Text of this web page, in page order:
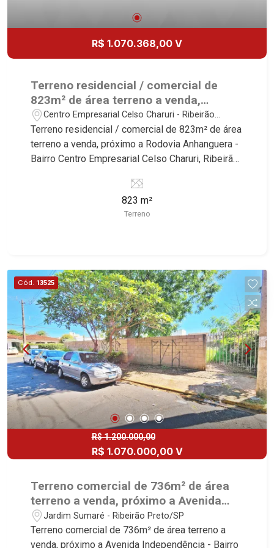
R$ 1.070.368,00 V
Terreno residencial / comercial de
823m² de área terreno a venda,
próximo a Rodovia Anhanguera - Bairro
Centro Empresarial Celso Charuri,
Ribeirão Preto/SP.
Centro Empresarial Celso Charuri - Ribeirão
Preto/SP
Terreno residencial / comercial de 823m² de área
terreno a venda, próximo a Rodovia Anhanguera -
Bairro Centro Empresarial Celso Charuri, Ribeirão
imóvel que a Martinelli Imobiliária selecionou
Imobiliária, referência no mercado imobiliário
823 m²
Terreno
Cód. 13525
R$ 1.200.000,00
R$ 1.070.000,00 V
Terreno comercial de 736m² de área
terreno a venda, próximo a Avenida
Independência - Bairro Jardim Sumaré,
Ribeirão Preto/SP.
Jardim Sumaré - Ribeirão Preto/SP
Terreno comercial de 736m² de área terreno a
venda, próximo a Avenida Independência - Bairro